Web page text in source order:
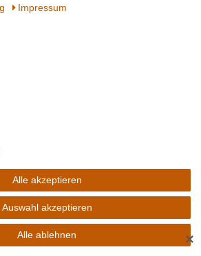
MISCHUNG FEIN WÜRZIG KRÄUTERTEE 25 T
3,07 € *
Kilogramm | 61,40 € / Kilogramm
Artikel anzeigen
Impressum
Alle akzeptieren
Auswahl akzeptieren
Alle ablehnen ✕